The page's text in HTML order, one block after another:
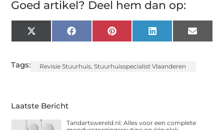
Goed artikel? Deel hem dan op:
X
(Twitter)
FacebookPinterest LinkedIn Email
Tags: Revisie Stuurhuis,Stuurhuisspecialist Vlaanderen
Laatste Bericht
Tandartswereld.nl: Alles voor een complete